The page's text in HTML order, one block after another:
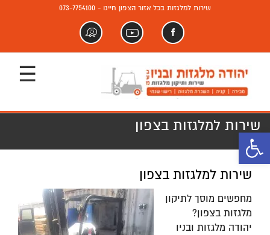
פתח סרגל נגישות
שירות למלגזות בכל אזור הצפון חייגו - 073-7754100
פייסבוקיוטיובוויז
שירות למלגזות בצפון
שירות למלגזות בצפון
מחפשים מוסך לתיקון
מלגזות בצפון?
יהודה מלגזות ובניו